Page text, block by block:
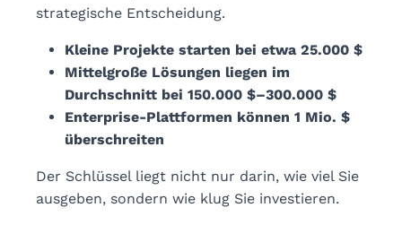
strategische Entscheidung.
Kleine Projekte starten bei etwa 25.000 $
Mittelgroße Lösungen liegen im
Durchschnitt bei 150.000 $–300.000 $
Enterprise-Plattformen können 1 Mio. $
überschreiten
Der Schlüssel liegt nicht nur darin, wie viel Sie
ausgeben, sondern wie klug Sie investieren.